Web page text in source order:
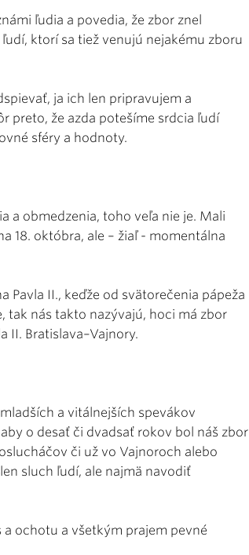
ľudia a povedia, že zbor znel
ktorí sa tiež venujú nejakému zboru
ja ich len pripravujem a
preto, že azda potešíme srdcia ľudí
sféry a hodnoty.
a obmedzenia, toho veľa nie je. Mali
18. októbra, ale – žiaľ - momentálna
Pavla II., keďže od svätorečenia pápeža
tak nás takto nazývajú, hoci má zbor
II. Bratislava–Vajnory.
a vitálnejších spevákov
o desať či dvadsať rokov bol náš zbor
či už vo Vajnoroch alebo
sluch ľudí, ale najmä navodiť
ochotu a všetkým prajem pevné